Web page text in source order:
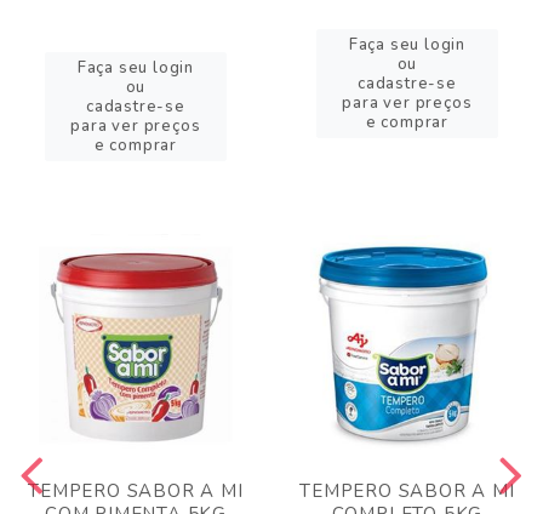
Faça seu login
ou
cadastre-se
para ver preços
e comprar
Faça seu login
ou
cadastre-se
para ver preços
e comprar
TEMPERO SABOR A MI
TEMPERO SABOR A MI